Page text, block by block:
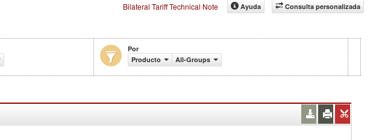
Bilateral Tariff Technical Note Consulta personalizada
Ayuda
Por
Producto
All-Groups